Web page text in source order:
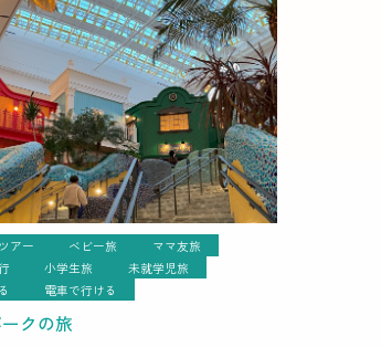
アー ベビー旅
ママ友旅
小学生旅
未就学児旅
電車で行ける
クの旅